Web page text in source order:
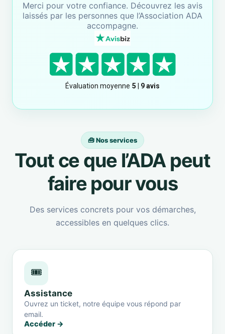
Merci pour votre confiance. Découvrez les avis
laissés par les personnes que l’Association ADA
accompagne.
🧰 Nos services
Tout ce que l’ADA peut
faire pour vous
Des services concrets pour vos démarches,
accessibles en quelques clics.
🎟️
Assistance
Ouvrez un ticket, notre équipe vous répond par
email.
Accéder →